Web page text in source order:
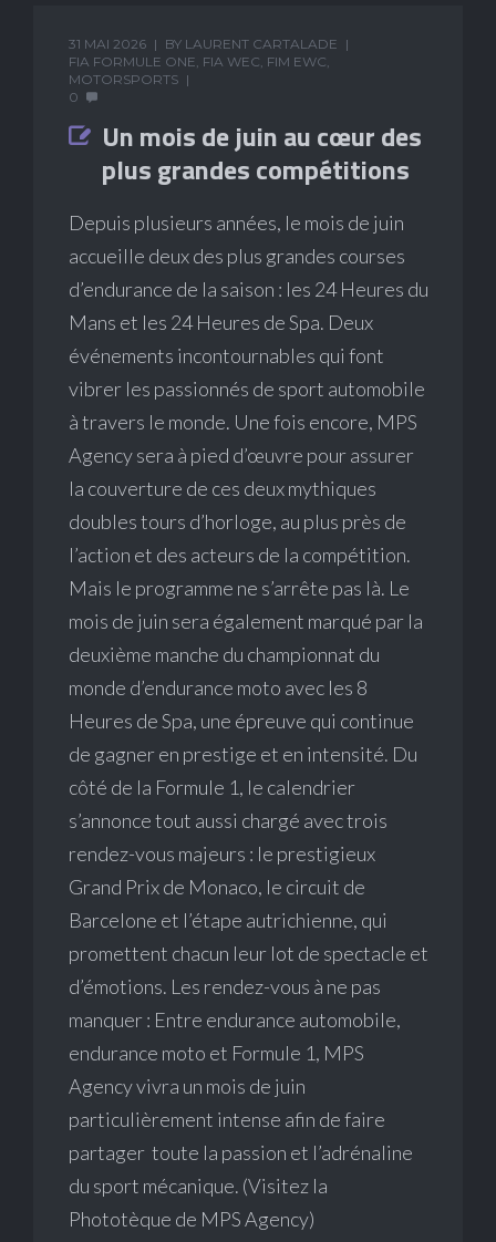
31 MAI 2026 BY LAURENT CARTALADE
FIA FORMULE ONE, FIA WEC, FIM EWC,
MOTORSPORTS
0
Un mois de juin au cœur des
plus grandes compétitions
Depuis plusieurs années, le mois de juin
accueille deux des plus grandes courses
d’endurance de la saison : les 24 Heures du
Mans et les 24 Heures de Spa. Deux
événements incontournables qui font
vibrer les passionnés de sport automobile
à travers le monde. Une fois encore, MPS
Agency sera à pied d’œuvre pour assurer
la couverture de ces deux mythiques
doubles tours d’horloge, au plus près de
l’action et des acteurs de la compétition.
Mais le programme ne s’arrête pas là. Le
mois de juin sera également marqué par la
deuxième manche du championnat du
monde d’endurance moto avec les 8
Heures de Spa, une épreuve qui continue
de gagner en prestige et en intensité. Du
côté de la Formule 1, le calendrier
s’annonce tout aussi chargé avec trois
rendez-vous majeurs : le prestigieux
Grand Prix de Monaco, le circuit de
Barcelone et l’étape autrichienne, qui
promettent chacun leur lot de spectacle et
d’émotions. Les rendez-vous à ne pas
manquer : Entre endurance automobile,
endurance moto et Formule 1, MPS
Agency vivra un mois de juin
particulièrement intense afin de faire
partager toute la passion et l’adrénaline
du sport mécanique. (Visitez la
Phototèque de MPS Agency)